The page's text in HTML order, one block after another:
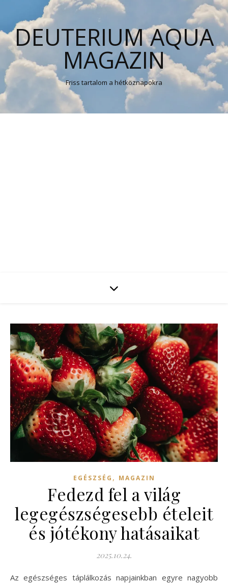
DEUTERIUM AQUA
MAGAZIN
Friss tartalom a hétköznapokra
EGÉSZSÉG , MAGAZIN
Fedezd fel a világ
legegészségesebb ételeit
és jótékony hatásaikat
2025.10.24.
Az egészséges táplálkozás napjainkban egyre nagyobb